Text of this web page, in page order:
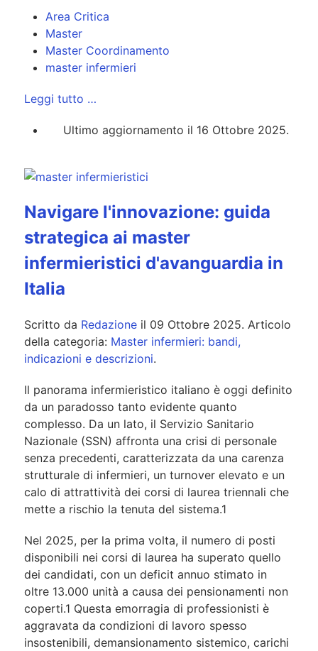
Area Critica
Master
Master Coordinamento
master infermieri
Leggi tutto …
Ultimo aggiornamento il 16 Ottobre 2025.
Navigare l'innovazione: guida
strategica ai master
infermieristici d'avanguardia in
Italia
Scritto da Redazione il 09 Ottobre 2025. Articolo
della categoria: Master infermieri: bandi,
indicazioni e descrizioni.
Il panorama infermieristico italiano è oggi definito
da un paradosso tanto evidente quanto
complesso. Da un lato, il Servizio Sanitario
Nazionale (SSN) affronta una crisi di personale
senza precedenti, caratterizzata da una carenza
strutturale di infermieri, un turnover elevato e un
calo di attrattività dei corsi di laurea triennali che
mette a rischio la tenuta del sistema.1
Nel 2025, per la prima volta, il numero di posti
disponibili nei corsi di laurea ha superato quello
dei candidati, con un deficit annuo stimato in
oltre 13.000 unità a causa dei pensionamenti non
coperti.1 Questa emorragia di professionisti è
aggravata da condizioni di lavoro spesso
insostenibili, demansionamento sistemico, carichi